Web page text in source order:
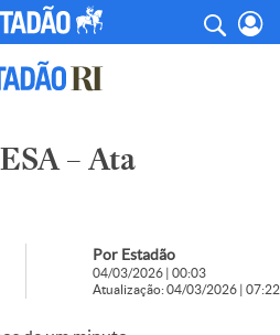
– Ata
Por Estadão
04/03/2026 | 00:03
Atualização: 04/03/2026 | 07:22